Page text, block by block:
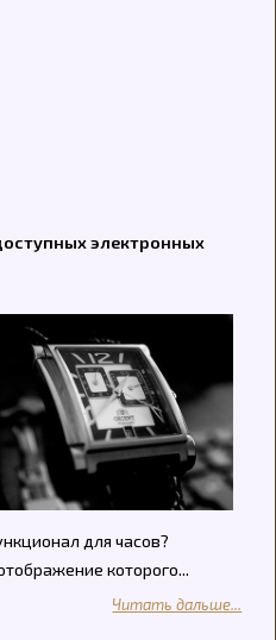
электронных
для часов?
которого...
Читать дальше...